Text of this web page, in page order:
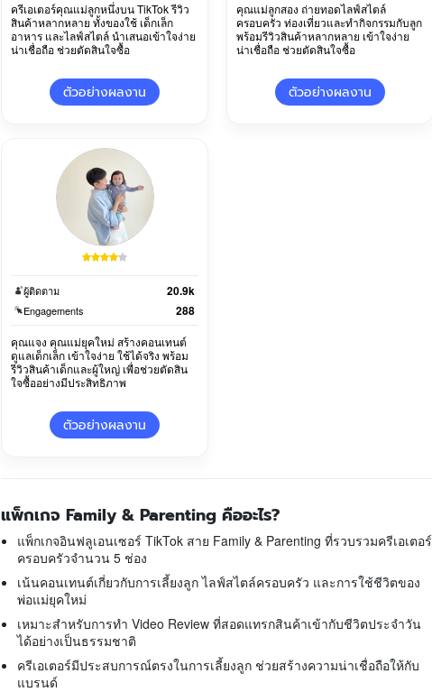
ครีเอเตอร์คุณแม่ลูกหนึ่งบน TikTok รีวิว
สินค้าหลากหลาย ทั้งของใช้ เด็กเล็ก
อาหาร และไลฟ์สไตล์ นำเสนอเข้าใจง่าย
น่าเชื่อถือ ช่วยตัดสินใจซื้อ
ตัวอย่างผลงาน
คุณแม่ลูกสอง ถ่ายทอดไลฟ์สไตล์
ครอบครัว ท่องเที่ยวและทำกิจกรรมกับลูก
พร้อมรีวิวสินค้าหลากหลาย เข้าใจง่าย
น่าเชื่อถือ ช่วยตัดสินใจซื้อ
ตัวอย่างผลงาน
ผู้ติดตาม 20.9k
Engagements 288
คุณแจง คุณแม่ยุคใหม่ สร้างคอนเทนต์
ดูแลเด็กเล็ก เข้าใจง่าย ใช้ได้จริง พร้อม
รีวิวสินค้าเด็กและผู้ใหญ่ เพื่อช่วยตัดสิน
ใจซื้ออย่างมีประสิทธิภาพ
ตัวอย่างผลงาน
แพ็กเกจ Family & Parenting คืออะไร?
แพ็กเกจอินฟลูเอนเซอร์ TikTok สาย Family & Parenting ที่รวบรวมครีเอเตอร์
ครอบครัวจำนวน 5 ช่อง
เน้นคอนเทนต์เกี่ยวกับการเลี้ยงลูก ไลฟ์สไตล์ครอบครัว และการใช้ชีวิตของ
พ่อแม่ยุคใหม่
เหมาะสำหรับการทำ Video Review ที่สอดแทรกสินค้าเข้ากับชีวิตประจำวัน
ได้อย่างเป็นธรรมชาติ
ครีเอเตอร์มีประสบการณ์ตรงในการเลี้ยงลูก ช่วยสร้างความน่าเชื่อถือให้กับ
แบรนด์